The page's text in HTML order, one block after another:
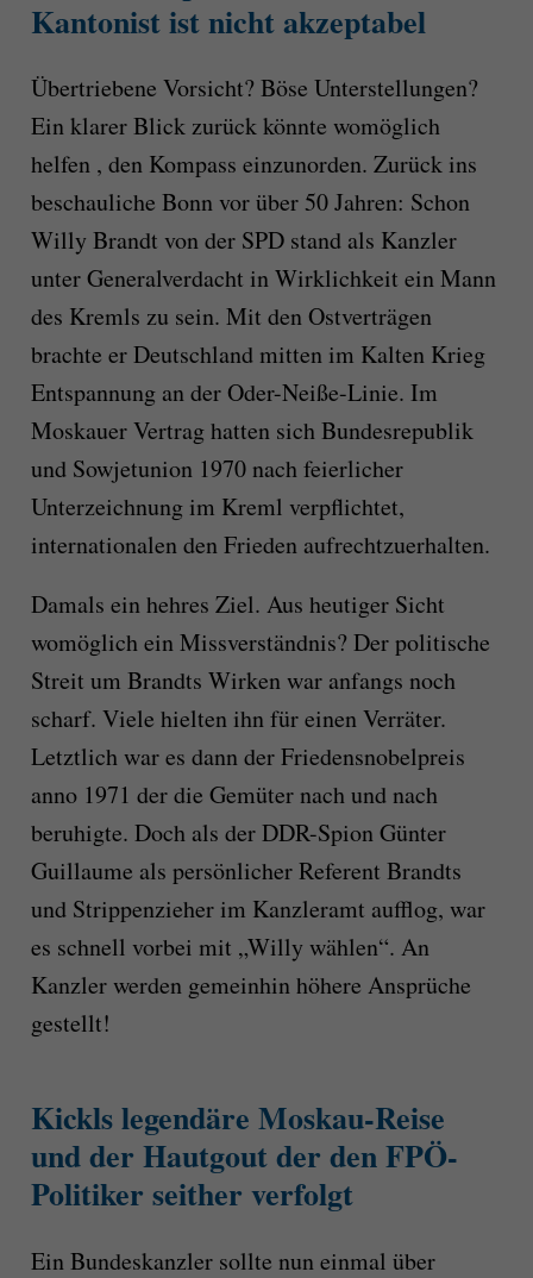
Kantonist ist nicht akzeptabel
Übertriebene Vorsicht? Böse Unterstellungen?
Ein klarer Blick zurück könnte womöglich
helfen , den Kompass einzunorden. Zurück ins
beschauliche Bonn vor über 50 Jahren: Schon
Willy Brandt von der SPD stand als Kanzler
unter Generalverdacht in Wirklichkeit ein Mann
des Kremls zu sein. Mit den Ostverträgen
brachte er Deutschland mitten im Kalten Krieg
Entspannung an der Oder-Neiße-Linie. Im
Moskauer Vertrag hatten sich Bundesrepublik
und Sowjetunion 1970 nach feierlicher
Unterzeichnung im Kreml verpflichtet,
internationalen den Frieden aufrechtzuerhalten.
Damals ein hehres Ziel. Aus heutiger Sicht
womöglich ein Missverständnis? Der politische
Streit um Brandts Wirken war anfangs noch
scharf. Viele hielten ihn für einen Verräter.
Letztlich war es dann der Friedensnobelpreis
anno 1971 der die Gemüter nach und nach
beruhigte. Doch als der DDR-Spion Günter
Guillaume als persönlicher Referent Brandts
und Strippenzieher im Kanzleramt aufflog, war
es schnell vorbei mit „Willy wählen“. An
Kanzler werden gemeinhin höhere Ansprüche
gestellt!
Kickls legendäre Moskau-Reise
und der Hautgout der den FPÖ-
Politiker seither verfolgt
Ein Bundeskanzler sollte nun einmal über